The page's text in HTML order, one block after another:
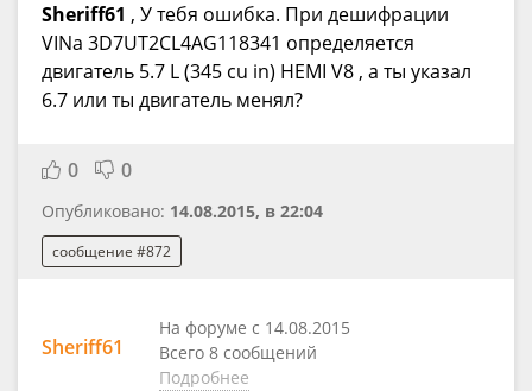
Sheriff61 , У тебя ошибка. При дешифрации
VINa 3D7UT2CL4AG118341 определяется
двигатель 5.7 L (345 cu in) HEMI V8 , а ты указал
6.7 или ты двигатель менял?
0 0
Опубликовано: 14.08.2015, в 22:04
сообщение #872
Sheriff61
На форуме с 14.08.2015
Всего 8 сообщений
Подробнее